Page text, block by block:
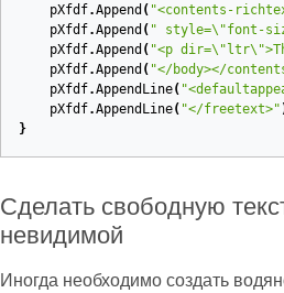
pXfdf.Append ( "<contents-
pXfdf.Append ( " style=\"font-
pXfdf.Append ( "<p
pXfdf.Append ( "</body></
pXfdf.AppendLine(
pXfdf.AppendLine( "</freetext>"
}
Сделать свободную
невидимой
Иногда необходимо создать